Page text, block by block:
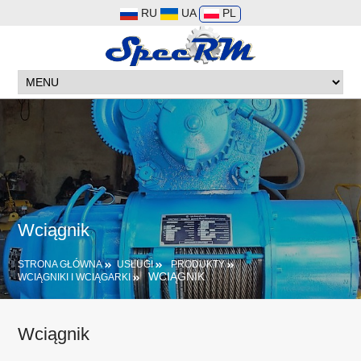
RU UA PL
Wciągnik
STRONA GŁÓWNA USŁUGI
PRODUKTY
WCIĄGNIKI I WCIĄGARKI
WCIĄGNIK
Wciągnik